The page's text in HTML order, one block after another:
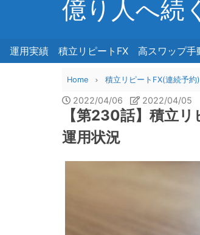
億り人へ続
運用実績 積立リピートFX 高スワップ手
Home 積立リピートFX(連続予約)
2022/04/06 2022/04/05
【第230話】積立
運用状況